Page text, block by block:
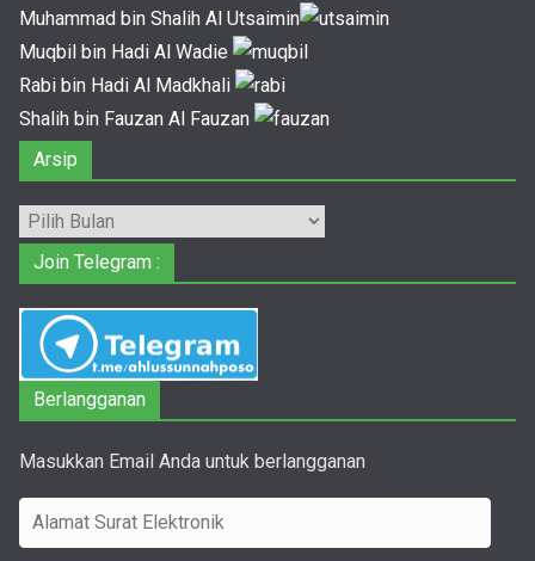
Muhammad bin Shalih Al Utsaimin
Muqbil bin Hadi Al Wadie
Rabi bin Hadi Al Madkhali
Shalih bin Fauzan Al Fauzan
Arsip
Arsip
Join Telegram :
Berlangganan
Masukkan Email Anda untuk berlangganan
l